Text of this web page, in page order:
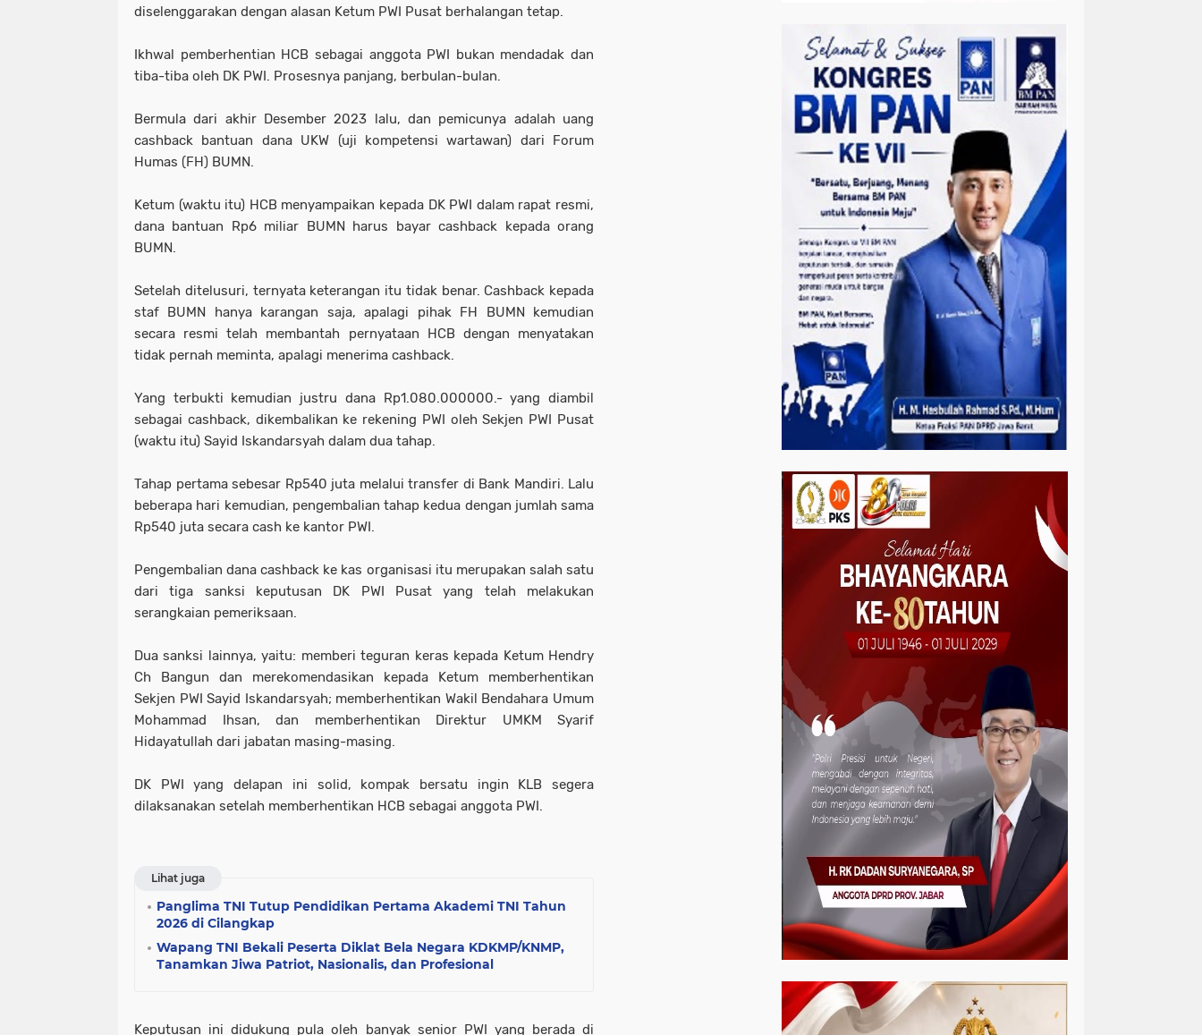
diselenggarakan dengan alasan Ketum PWI Pusat berhalangan tetap.
Ikhwal pemberhentian HCB sebagai anggota PWI bukan mendadak dan
tiba-tiba oleh DK PWI. Prosesnya panjang, berbulan-bulan.
Bermula dari akhir Desember 2023 lalu, dan pemicunya adalah uang
cashback bantuan dana UKW (uji kompetensi wartawan) dari Forum
Humas (FH) BUMN.
Ketum (waktu itu) HCB menyampaikan kepada DK PWI dalam rapat resmi,
dana bantuan Rp6 miliar BUMN harus bayar cashback kepada orang
BUMN.
Setelah ditelusuri, ternyata keterangan itu tidak benar. Cashback kepada
staf BUMN hanya karangan saja, apalagi pihak FH BUMN kemudian
secara resmi telah membantah pernyataan HCB dengan menyatakan
tidak pernah meminta, apalagi menerima cashback.
Yang terbukti kemudian justru dana Rp1.080.000000.- yang diambil
sebagai cashback, dikembalikan ke rekening PWI oleh Sekjen PWI Pusat
(waktu itu) Sayid Iskandarsyah dalam dua tahap.
Tahap pertama sebesar Rp540 juta melalui transfer di Bank Mandiri. Lalu
beberapa hari kemudian, pengembalian tahap kedua dengan jumlah sama
Rp540 juta secara cash ke kantor PWI.
Pengembalian dana cashback ke kas organisasi itu merupakan salah satu
dari tiga sanksi keputusan DK PWI Pusat yang telah melakukan
serangkaian pemeriksaan.
Dua sanksi lainnya, yaitu: memberi teguran keras kepada Ketum Hendry
Ch Bangun dan merekomendasikan kepada Ketum memberhentikan
Sekjen PWI Sayid Iskandarsyah; memberhentikan Wakil Bendahara Umum
Mohammad Ihsan, dan memberhentikan Direktur UMKM Syarif
Hidayatullah dari jabatan masing-masing.
DK PWI yang delapan ini solid, kompak bersatu ingin KLB segera
dilaksanakan setelah memberhentikan HCB sebagai anggota PWI.
Lihat juga
Panglima TNI Tutup Pendidikan Pertama Akademi TNI Tahun
2026 di Cilangkap
Wapang TNI Bekali Peserta Diklat Bela Negara KDKMP/KNMP,
Tanamkan Jiwa Patriot, Nasionalis, dan Profesional
Keputusan ini didukung pula oleh banyak senior PWI yang berada di